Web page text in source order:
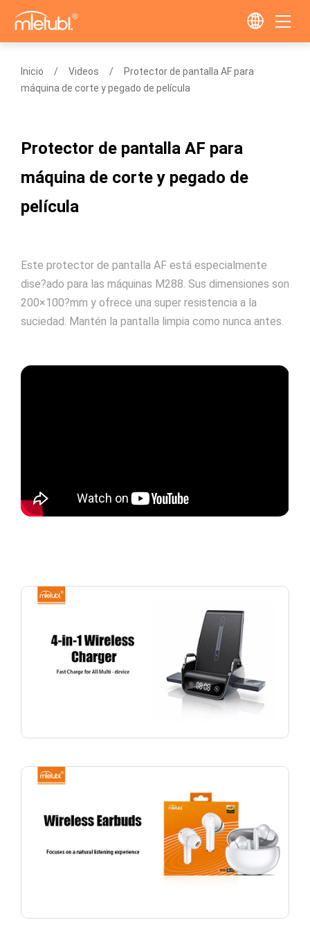
Inicio Videos
Protector de pantalla AF para
máquina de corte y pegado de película
Protector de pantalla AF para
máquina de corte y pegado de
película
Este protector de pantalla AF está especialmente
dise?ado para las máquinas M288. Sus dimensiones son
200×100?mm y ofrece una super resistencia a la
suciedad. Mantén la pantalla limpia como nunca antes.